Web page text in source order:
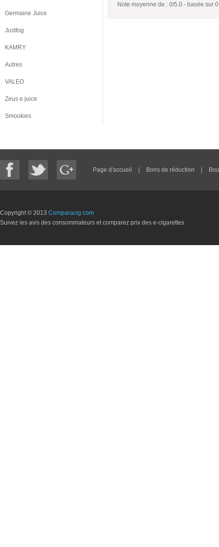
Germaine Juice
Justfog
KAMRY
Autres
VALEO
Zeus e juice
Smookies
Note moyenne de : 0/5.0 - basée sur 0
Page d'accueil Bons de réduction
Copyright © 2013 Comparacig.com
Suivez les avis des consommateurs et comparez prix des e-cigarettes